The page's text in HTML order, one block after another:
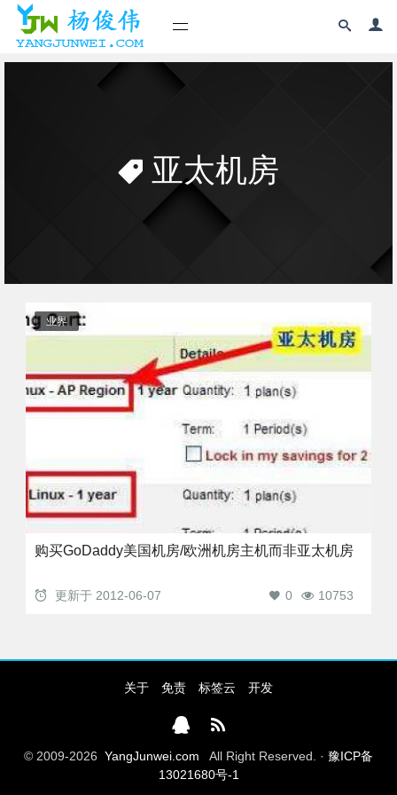
亚太机房
业界
购买GoDaddy美国机房/欧洲机房主机而非亚太机房
更新于 2012-06-07 10753
0
关于 免责 标签云 开发
© 2009-2026 YangJunwei.com All Right Reserved. · 豫ICP备
13021680号-1